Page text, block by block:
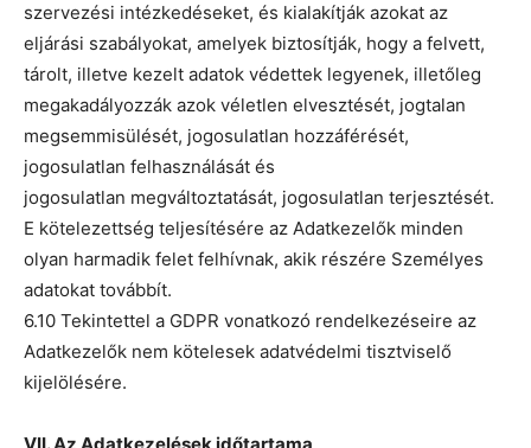
szervezési intézkedéseket, és kialakítják azokat az
eljárási szabályokat, amelyek biztosítják, hogy a felvett,
tárolt, illetve kezelt adatok védettek legyenek, illetőleg
megakadályozzák azok véletlen elvesztését, jogtalan
megsemmisülését, jogosulatlan hozzáférését,
jogosulatlan felhasználását és
jogosulatlan megváltoztatását, jogosulatlan terjesztését.
E kötelezettség teljesítésére az Adatkezelők minden
olyan harmadik felet felhívnak, akik részére Személyes
adatokat továbbít.
6.10 Tekintettel a GDPR vonatkozó rendelkezéseire az
Adatkezelők nem kötelesek adatvédelmi tisztviselő
kijelölésére.